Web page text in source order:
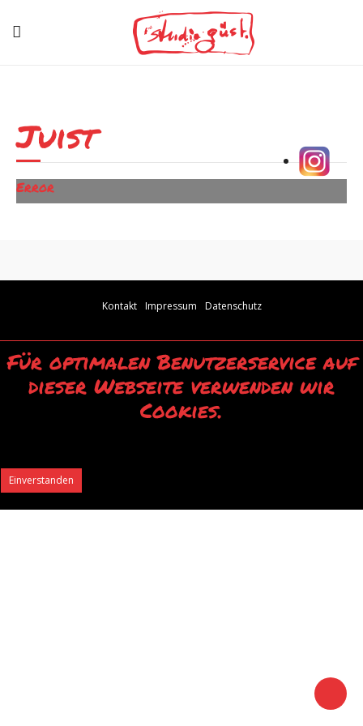
Juist
Error
Kontakt Impressum Datenschutz
Für optimalen Benutzerservice auf
dieser Webseite verwenden wir
Cookies.
Einverstanden